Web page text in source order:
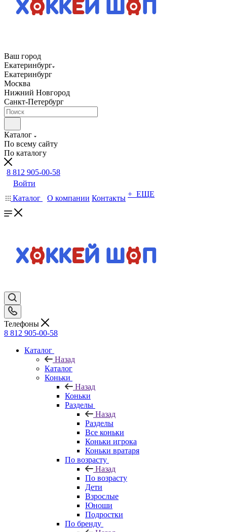
Ваш город
Екатеринбург
Екатеринбург
Москва
Нижний Новгород
Санкт-Петербург
Каталог
По всему сайту
По каталогу
8 812 905-00-58
Войти
Каталог
О компании Контакты + ЕЩЕ
Телефоны
8 812 905-00-58
Каталог
Назад
Каталог
Коньки
Назад
Коньки
Разделы
Назад
Разделы
Все коньки
Коньки игрока
Коньки вратаря
По возрасту
Назад
По возрасту
Дети
Взрослые
Юноши
Подростки
По бренду